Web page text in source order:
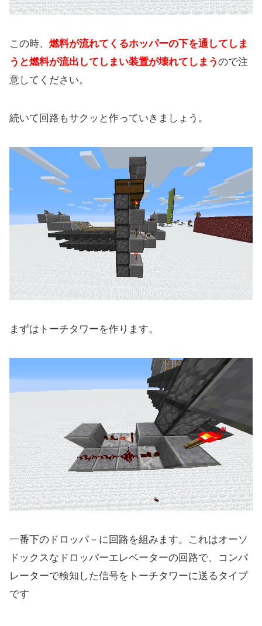
この時、 燃料が流れてくるホッパーの下を通してしま
うと燃料が流出してしまい装置が壊れてしまうので注
意してください。
続いて回路もサクッと作っていきましょう。
まずはトーチタワーを作ります。
一番下のドロッパ－に回路を組みます。これはオーソ
ドックスなドロッパーエレベーターの回路で、コンパ
レーターで検知した信号をトーチタワーに送るタイプ
です